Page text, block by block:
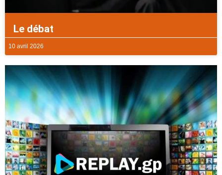
Le débat
10 avril 2026